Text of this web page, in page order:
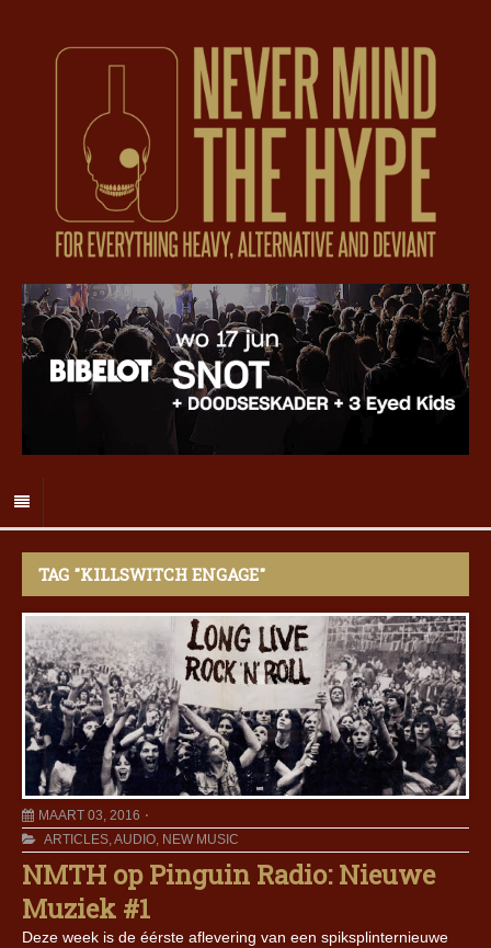
TAG "KILLSWITCH ENGAGE"
MAART 03, 2016
ARTICLES,AUDIO, NEW MUSIC
NMTH op Pinguin Radio: Nieuwe
Muziek #1
Deze week is de éérste aflevering van een spiksplinternieuwe